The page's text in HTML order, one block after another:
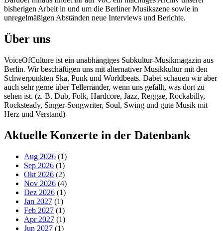
bisherigen Arbeit in und um die Berliner Musikszene sowie in
unregelmäßigen Abständen neue Interviews und Berichte.
Über uns
VoiceOfCulture ist ein unabhängiges Subkultur-Musikmagazin aus
Berlin. Wir beschäftigen uns mit alternativer Musikkultur mit den
Schwerpunkten Ska, Punk und Worldbeats. Dabei schauen wir aber
auch sehr gerne über Tellerränder, wenn uns gefällt, was dort zu
sehen ist. (z. B. Dub, Folk, Hardcore, Jazz, Reggae, Rockabilly,
Rocksteady, Singer-Songwriter, Soul, Swing und gute Musik mit
Herz und Verstand)
Aktuelle Konzerte in der Datenbank
Aug 2026 (1)
Sep 2026 (1)
Okt 2026 (2)
Nov 2026 (4)
Dez 2026 (1)
Jan 2027 (1)
Feb 2027 (1)
Apr 2027 (1)
Jun 2027 (1)